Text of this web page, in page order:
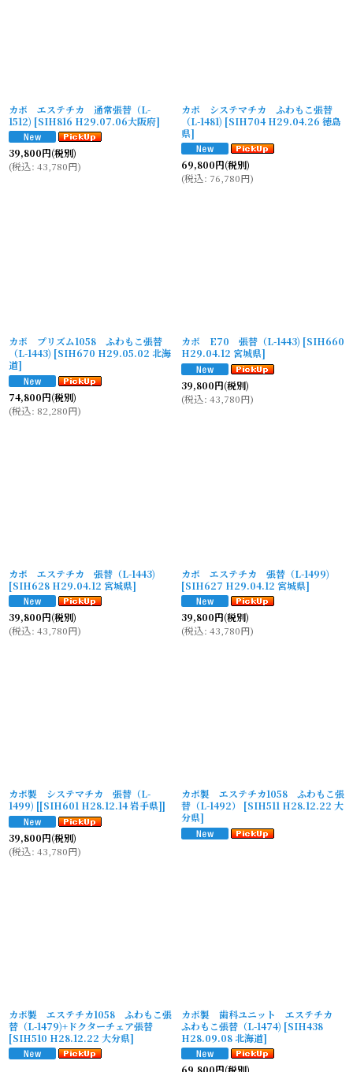
カボ エステチカ 通常張替（L-
1512) [SIH816 H29.07.06大阪府]
39,800円(税別)
(税込: 43,780円)
カボ システマチカ ふわもこ張替
（L-1481) [SIH704 H29.04.26 徳島
県]
69,800円(税別)
(税込: 76,780円)
カボ プリズム1058 ふわもこ張替
（L-1443) [SIH670 H29.05.02 北海
道]
74,800円(税別)
(税込: 82,280円)
カボ E70 張替（L-1443) [SIH660
H29.04.12 宮城県]
39,800円(税別)
(税込: 43,780円)
カボ エステチカ 張替（L-1443)
[SIH628 H29.04.12 宮城県]
39,800円(税別)
(税込: 43,780円)
カボ エステチカ 張替（L-1499)
[SIH627 H29.04.12 宮城県]
39,800円(税別)
(税込: 43,780円)
カボ製 システマチカ 張替（L-
1499) [[SIH601 H28.12.14 岩手県]]
39,800円(税別)
(税込: 43,780円)
カボ製 エステチカ1058 ふわもこ張
替（L-1492）
[SIH511 H28.12.22 大
分県]
カボ製 エステチカ1058 ふわもこ張
替（L-1479)+ドクターチェア張替
[SIH510 H28.12.22 大分県]
カボ製 歯科ユニット エステチカ
ふわもこ張替（L-1474) [SIH438
H28.09.08 北海道]